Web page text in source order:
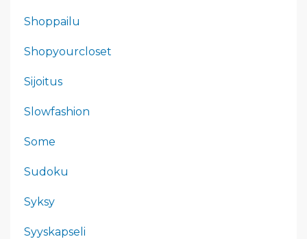
Shoppailu
Shopyourcloset
Sijoitus
Slowfashion
Some
Sudoku
Syksy
Syyskapseli